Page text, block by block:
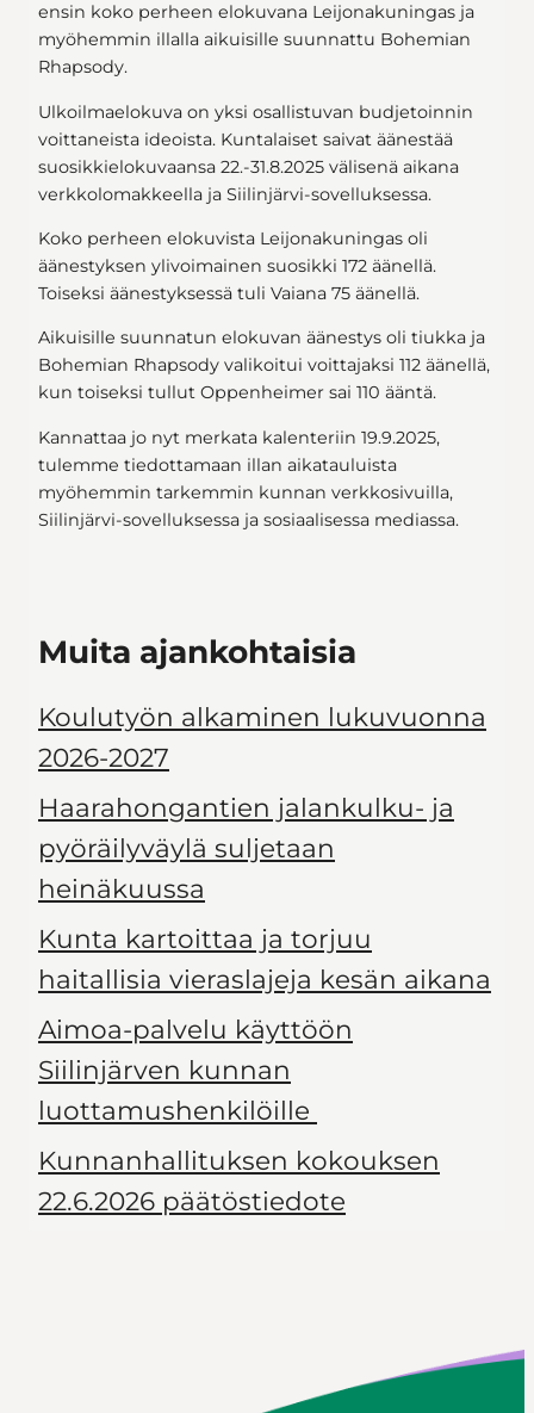
ensin koko perheen elokuvana Leijonakuningas ja
myöhemmin illalla aikuisille suunnattu Bohemian
Rhapsody.
Ulkoilmaelokuva on yksi osallistuvan budjetoinnin
voittaneista ideoista. Kuntalaiset saivat äänestää
suosikkielokuvaansa 22.-31.8.2025 välisenä aikana
verkkolomakkeella ja Siilinjärvi-sovelluksessa.
Koko perheen elokuvista Leijonakuningas oli
äänestyksen ylivoimainen suosikki 172 äänellä.
Toiseksi äänestyksessä tuli Vaiana 75 äänellä.
Aikuisille suunnatun elokuvan äänestys oli tiukka ja
Bohemian Rhapsody valikoitui voittajaksi 112 äänellä,
kun toiseksi tullut Oppenheimer sai 110 ääntä.
Kannattaa jo nyt merkata kalenteriin 19.9.2025,
tulemme tiedottamaan illan aikatauluista
myöhemmin tarkemmin kunnan verkkosivuilla,
Siilinjärvi-sovelluksessa ja sosiaalisessa mediassa.
Muita ajankohtaisia
Koulutyön alkaminen lukuvuonna
2026-2027
Haarahongantien jalankulku- ja
pyöräilyväylä suljetaan
heinäkuussa
Kunta kartoittaa ja torjuu
haitallisia vieraslajeja kesän aikana
Aimoa-palvelu käyttöön
Siilinjärven kunnan
luottamushenkilöille
Kunnanhallituksen kokouksen
22.6.2026 päätöstiedote